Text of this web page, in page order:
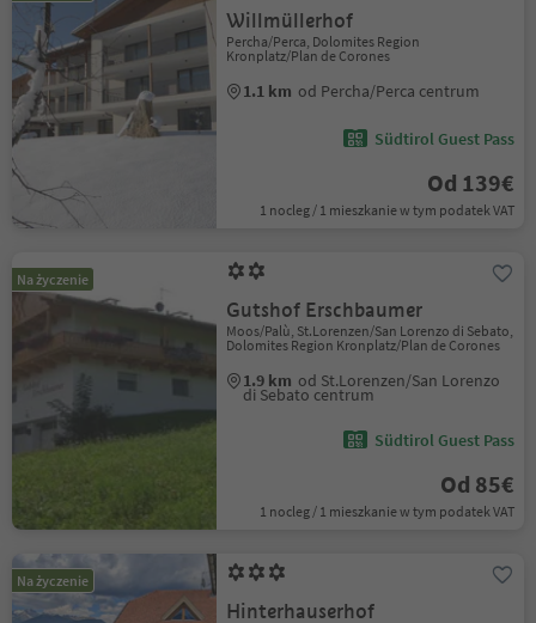
Willmüllerhof
Percha/Perca, Dolomites Region
Kronplatz/Plan de Corones
1.1 km od Percha/Perca centrum
Südtirol Guest Pass
Od 139€
1 nocleg / 1 mieszkanie w tym podatek VAT
Na życzenie
Gutshof Erschbaumer
Moos/Palù, St.Lorenzen/San Lorenzo di Sebato,
Dolomites Region Kronplatz/Plan de Corones
1.9 km od St.Lorenzen/San Lorenzo
di Sebato centrum
Südtirol Guest Pass
Od 85€
1 nocleg / 1 mieszkanie w tym podatek VAT
Na życzenie
Hinterhauserhof